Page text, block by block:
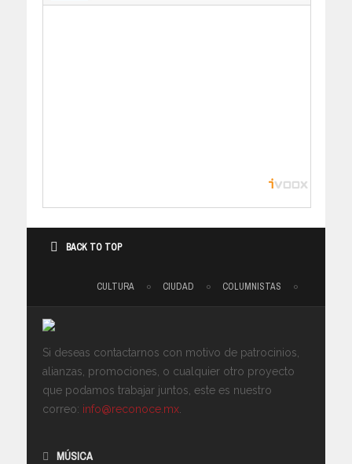
BACK TO TOP
CULTURA CIUDAD COLUMNISTAS
Si deseas contactarnos con motivo de patrocinios,
alianzas, promociones, o cualquier otro proyecto
que podamos trabajar juntos, este es nuestro
correo: info@reconoce.mx
MÚSICA